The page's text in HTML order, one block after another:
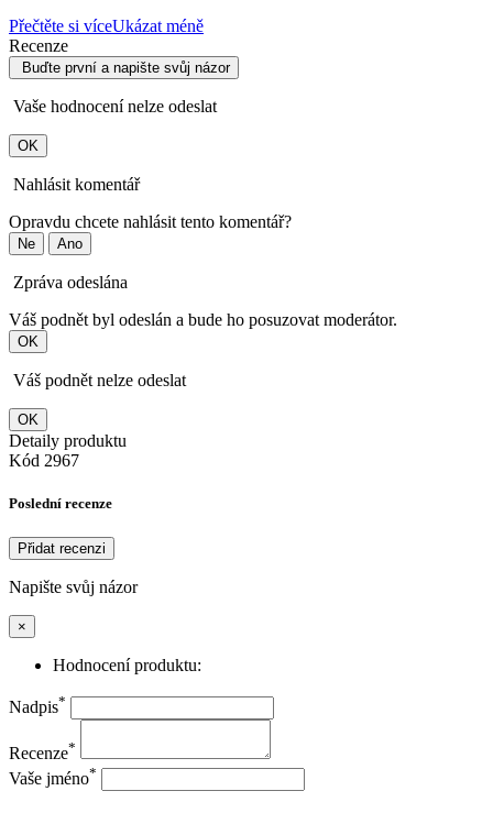
Přečtěte si víceUkázat méně
Recenze
Buďte první a napište svůj názor
Vaše hodnocení nelze odeslat
OK
Nahlásit komentář
Opravdu chcete nahlásit tento komentář?
Ne Ano
Zpráva odeslána
Váš podnět byl odeslán a bude ho posuzovat moderátor.
OK
Váš podnět nelze odeslat
OK
Detaily produktu
Kód 2967
Poslední recenze
Přidat recenzi
Napište svůj názor
×
Hodnocení produktu:
Nadpis*
Recenze*
Vaše jméno*